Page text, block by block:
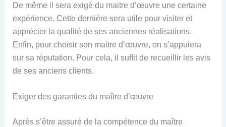
De même il sera exigé du maitre d’œuvre une certaine
expérience. Cette dernière sera utile pour visiter et
apprécier la qualité de ses anciennes réalisations.
Enfin, pour choisir son maitre d’œuvre, on s’appuiera
sur sa réputation. Pour cela, il suffit de recueillir les avis
de ses anciens clients.
Exiger des garanties du maître d’œuvre
Après s’être assuré de la compétence du maître